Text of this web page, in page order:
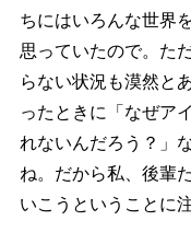
ちにはいろんな世界
思っていたので。た
らない状況も漠然と
ったときに「なぜア
れないんだろう？」
ね。だから私、後輩
いこうということに